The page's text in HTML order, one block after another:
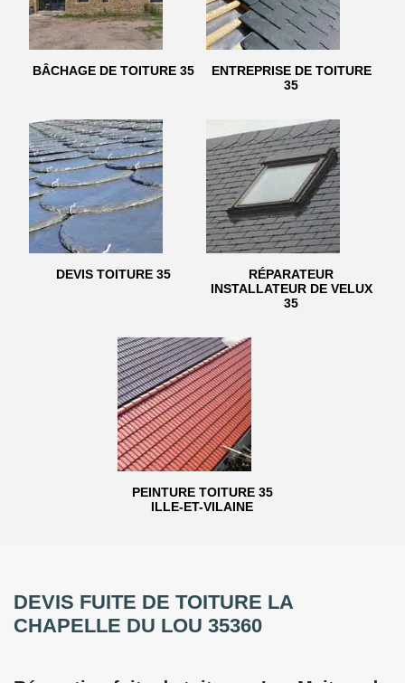
BÂCHAGE DE TOITURE 35
ENTREPRISE DE TOITURE
35
DEVIS TOITURE 35
RÉPARATEUR
INSTALLATEUR DE VELUX
35
PEINTURE TOITURE 35
ILLE-ET-VILAINE
DEVIS FUITE DE TOITURE LA
CHAPELLE DU LOU 35360